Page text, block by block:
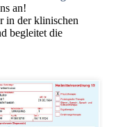
an!
in der klinischen
begleitet die